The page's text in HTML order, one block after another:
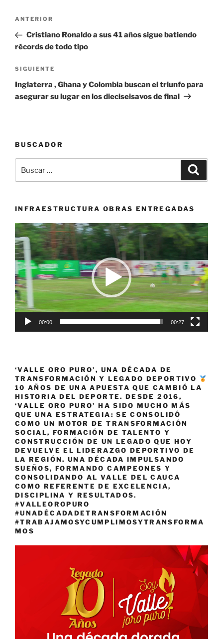
Navegación
entradas
Entrada
anterior:
ANTERIOR
Cristiano Ronaldo a sus 41 años sigue batiendo
récords de todo tipo
Siguiente
entrada
SIGUIENTE
Inglaterra , Ghana y Colombia buscan el triunfo para
asegurar su lugar en los dieciseisavos de final
BUSCADOR
por:
INFRAESTRUCTURA OBRAS ENTREGADAS
Reproductor
de
vídeo
00:00 00:27
‘VALLE ORO PURO’, UNA DÉCADA DE
TRANSFORMACIÓN Y LEGADO DEPORTIVO
10 AÑOS DE UNA APUESTA QUE CAMBIÓ LA
HISTORIA DEL DEPORTE. DESDE 2016,
‘VALLE ORO PURO’ HA SIDO MUCHO MÁS
QUE UNA ESTRATEGIA: SE CONSOLIDÓ
COMO UN MOTOR DE TRANSFORMACIÓN
SOCIAL, FORMACIÓN DE TALENTO Y
CONSTRUCCIÓN DE UN LEGADO QUE HOY
DEVUELVE EL LIDERAZGO DEPORTIVO DE
LA REGIÓN. UNA DÉCADA IMPULSANDO
SUEÑOS, FORMANDO CAMPEONES Y
CONSOLIDANDO AL VALLE DEL CAUCA
COMO REFERENTE DE EXCELENCIA,
DISCIPLINA Y RESULTADOS.
#VALLEOROPURO
#UNADÉCADADETRANSFORMACIÓN
#TRABAJAMOSYCUMPLIMOSYTRANSFORMA
MOS